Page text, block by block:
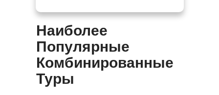
Наиболее
Популярные
Комбинированные
Туры